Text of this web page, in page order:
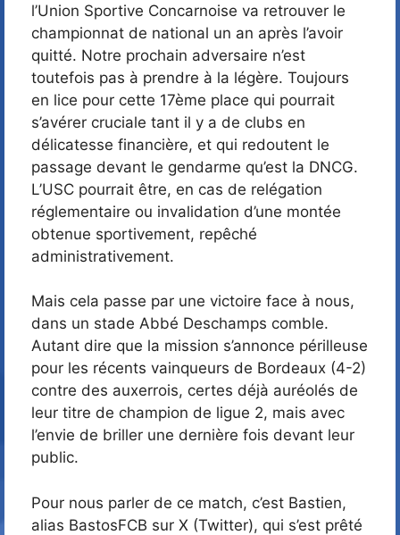
l’Union Sportive Concarnoise va retrouver le
championnat de national un an après l’avoir
quitté. Notre prochain adversaire n’est
toutefois pas à prendre à la légère. Toujours
en lice pour cette 17ème place qui pourrait
s’avérer cruciale tant il y a de clubs en
délicatesse financière, et qui redoutent le
passage devant le gendarme qu’est la DNCG.
L’USC pourrait être, en cas de relégation
réglementaire ou invalidation d’une montée
obtenue sportivement, repêché
administrativement.
Mais cela passe par une victoire face à nous,
dans un stade Abbé Deschamps comble.
Autant dire que la mission s’annonce périlleuse
pour les récents vainqueurs de Bordeaux (4-2)
contre des auxerrois, certes déjà auréolés de
leur titre de champion de ligue 2, mais avec
l’envie de briller une dernière fois devant leur
public.
Pour nous parler de ce match, c’est Bastien,
alias BastosFCB sur X (Twitter), qui s’est prêté